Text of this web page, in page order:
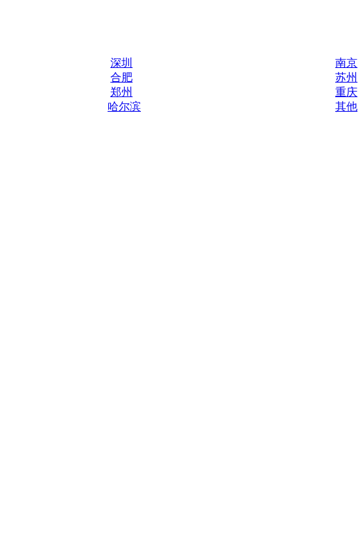
深圳
南京
合肥
苏州
郑州
重庆
哈尔滨
其他